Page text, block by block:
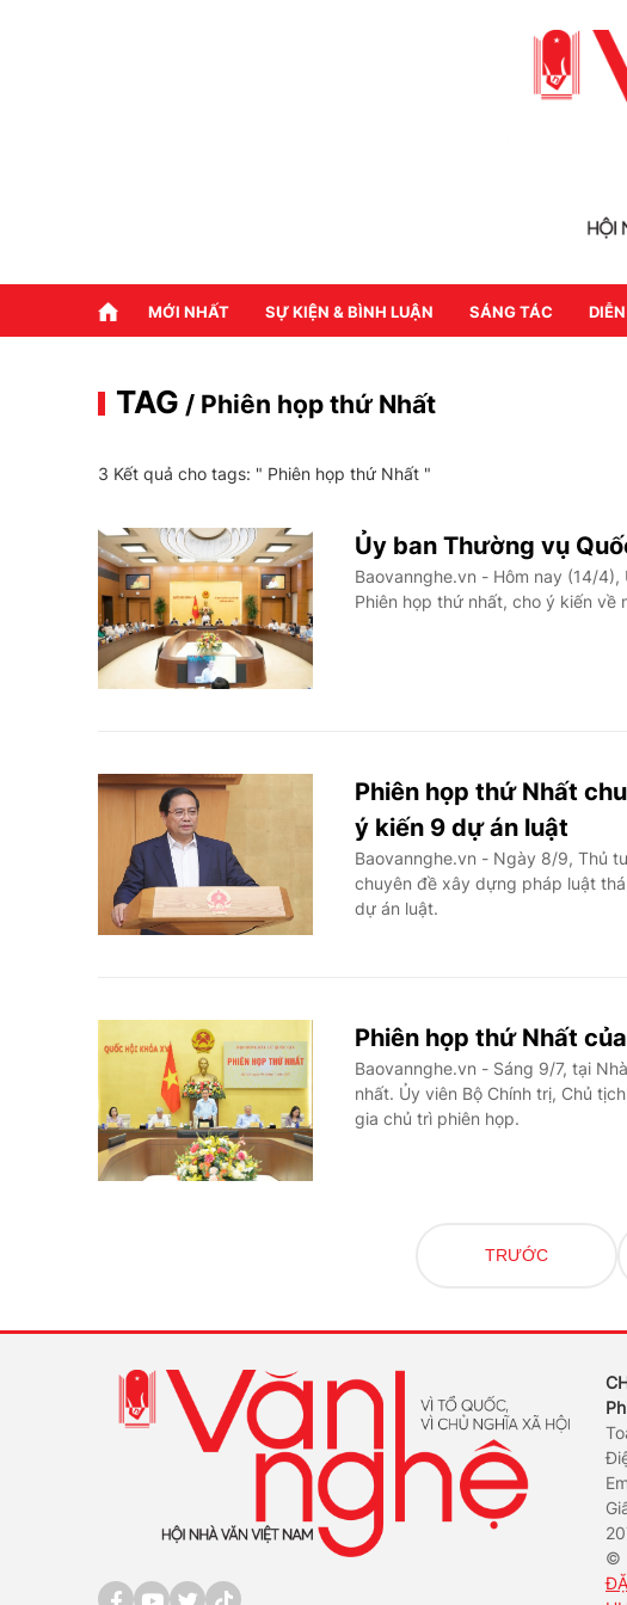
MỚI NHẤT SỰ KIỆN & BÌNH LUẬN SÁNG TÁC
TAG / Phiên họp thứ Nhất
3 Kết quả cho tags: " Phiên họp thứ Nhất "
Ủy ban Thường vụ
Baovannghe.vn - Hôm nay (14/
Phiên họp thứ nhất, cho ý kiến về
Phiên họp thứ Nhất
ý kiến 9 dự án luật
Baovannghe.vn - Ngày 8/9, Thủ
chuyên đề xây dựng pháp luật
dự án luật.
Phiên họp thứ Nhất
Baovannghe.vn - Sáng 9/7, tại
nhất. Ủy viên Bộ Chính trị, Chủ
gia chủ trì phiên họp.
TRƯỚC
©